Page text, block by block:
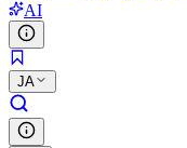
AI
JA